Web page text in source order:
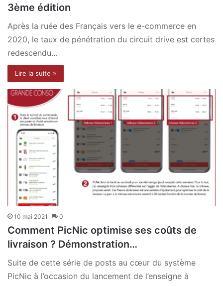
3ème édition
Après la ruée des Français vers le e-commerce en
2020, le taux de pénétration du circuit drive est certes
redescendu…
Lire la suite »
10 mai 2021 0
Comment PicNic optimise ses coûts de
livraison ? Démonstration…
Suite de cette série de posts au cœur du système
PicNic à l’occasion du lancement de l’enseigne à